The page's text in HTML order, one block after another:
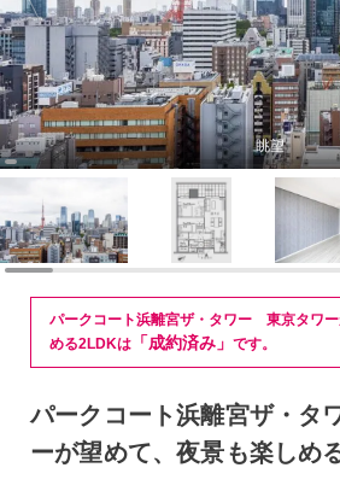
眺望
パークコート浜離宮ザ・タワー 東京タワ
める2LDKは 「成約済み」 です。
パークコート浜離宮ザ・
ーが望めて、夜景も楽しめ